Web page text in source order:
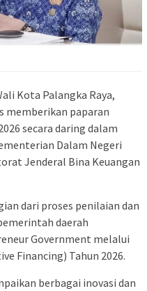
Kota Palangka Raya,
memberikan paparan
secara daring dalam
Dalam Negeri
Jenderal Bina Keuangan
dari proses penilaian dan
daerah
Government melalui
Financing) Tahun 2026.
berbagai inovasi dan